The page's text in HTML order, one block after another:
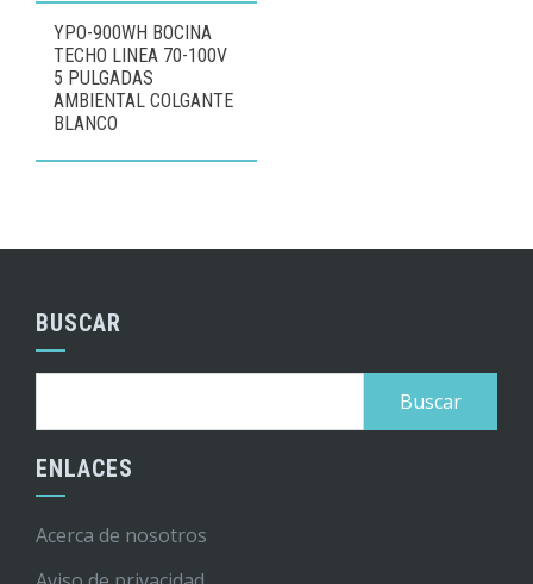
YPO-900WH BOCINA
TECHO LINEA 70-100V
5 PULGADAS
AMBIENTAL COLGANTE
BLANCO
BUSCAR
ENLACES
Acerca de nosotros